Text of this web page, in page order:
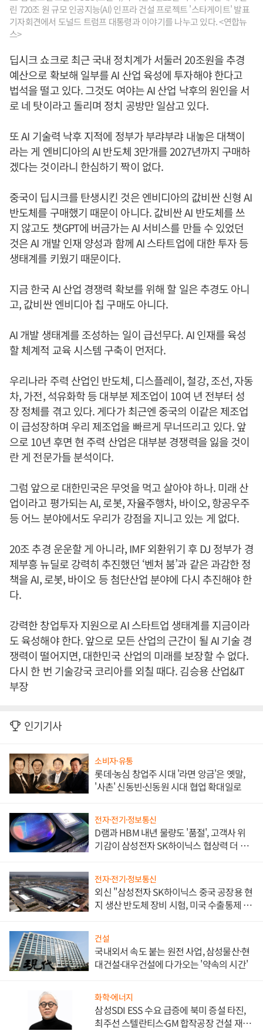
린 720조 원 규모 인공지능(AI) 인프라 건설 프로젝트 '스타게이트' 발표
기자회견에서 도널드 트럼프 대통령과 이야기를 나누고 있다. <연합뉴
스>
딥시크 쇼크로 최근 국내 정치계가 서둘러 20조원을 추경
예산으로 확보해 일부를 AI 산업 육성에 투자해야 한다고
법석을 떨고 있다. 그것도 여야는 AI 산업 낙후의 원인을 서
로 네 탓이라고 돌리며 정치 공방만 일삼고 있다.
또 AI 기술력 낙후 지적에 정부가 부랴부랴 내놓은 대책이
라는 게 엔비디아의 AI 반도체 3만개를 2027년까지 구매하
겠다는 것이라니 한심하기 짝이 없다.
중국이 딥시크를 탄생시킨 것은 엔비디아의 값비싼 신형 AI
반도체를 구매했기 때문이 아니다. 값비싼 AI 반도체를 쓰
지 않고도 챗GPT에 버금가는 AI 서비스를 만들 수 있었던
것은 AI 개발 인재 양성과 함께 AI 스타트업에 대한 투자 등
생태계를 키웠기 때문이다.
지금 한국 AI 산업 경쟁력 확보를 위해 할 일은 추경도 아니
고, 값비싼 엔비디아 칩 구매도 아니다.
AI 개발 생태계를 조성하는 일이 급선무다. AI 인재를 육성
할 체계적 교육 시스템 구축이 먼저다.
우리나라 주력 산업인 반도체, 디스플레이, 철강, 조선, 자동
차, 가전, 석유화학 등 대부분 제조업이 10여 년 전부터 성
장 정체를 겪고 있다. 게다가 최근엔 중국의 이같은 제조업
이 급성장하며 우리 제조업을 빠르게 무너뜨리고 있다. 앞
으로 10년 후면 현 주력 산업은 대부분 경쟁력을 잃을 것이
란 게 전문가들 분석이다.
그럼 앞으로 대한민국은 무엇을 먹고 살아야 하나. 미래 산
업이라고 평가되는 AI, 로봇, 자율주행차, 바이오, 항공우주
등 어느 분야에서도 우리가 강점을 지니고 있는 게 없다.
20조 추경 운운할 게 아니라, IMF 외환위기 후 DJ 정부가 경
제부흥 뉴딜로 강력히 추진했던 ‘벤처 붐’과 같은 과감한 정
책을 AI, 로봇, 바이오 등 첨단산업 분야에 다시 추진해야 한
다.
강력한 창업투자 지원으로 AI 스타트업 생태계를 지금이라
도 육성해야 한다. 앞으로 모든 산업의 근간이 될 AI 기술 경
쟁력이 떨어지면, 대한민국 산업의 미래를 보장할 수 없다.
다시 한 번 기술강국 코리아를 외칠 때다. 김승용 산업&IT
부장
인기기사
소비자·유통
롯데·농심 창업주 시대 '라면 앙금'은 옛말,
'사촌' 신동빈·신동원 시대 협업 확대일로
전자·전기·정보통신
D램과 HBM 내년 물량도 '품절', 고객사 위
기감이 삼성전자 SK하이닉스 협상력 더 키
전자·전기·정보통신
외신 "삼성전자 SK하이닉스 중국 공장용 현
지 생산 반도체 장비 시험, 미국 수출통제 대
건설
국내외서 속도 붙는 원전 사업, 삼성물산·현
대건설·대우건설에 다가오는 '약속의 시간'
화학·에너지
삼성SDI ESS 수요 급증에 북미 증설 타진,
최주선 스텔란티스·GM 합작공장 건설 재추